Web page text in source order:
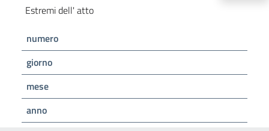
Estremi dell' atto
numero
giorno
mese
anno